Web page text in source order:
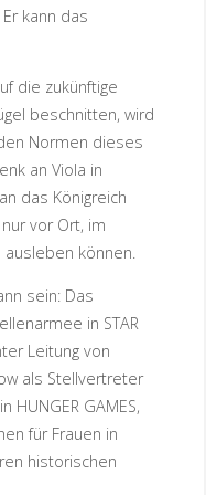
kann das
die zukünftige
beschnitten, wird
Normen dieses
an Viola in
das Königreich
vor Ort, im
können.
sein: Das
in STAR
Leitung von
als Stellvertreter
HUNGER GAMES,
für Frauen in
historischen